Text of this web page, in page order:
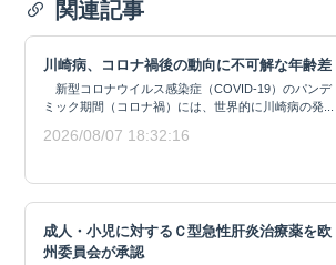
関連記事
川崎病、コロナ禍後の動向に不可解な年齢差
新型コロナウイルス感染症（COVID-19）のパンデ
ミック期間（コロナ禍）には、世界的に川崎病の発...
2026/08/07 18:32:16
成人・小児に対するＣ型急性肝炎治療薬を欧
州委員会が承認